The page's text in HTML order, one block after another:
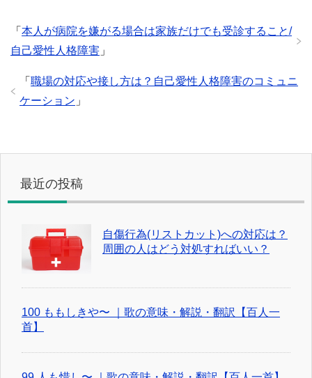
「 本人が病院を嫌がる場合は家族だけでも受診すること/
自己愛性人格障害 」
「 職場の対応や接し方は？自己愛性人格障害のコミュニ
ケーション 」
最近の投稿
自傷行為(リストカット)への対応は？
周囲の人はどう対処すればいい？
100 ももしきや〜 ｜歌の意味・解説・翻訳【百人一
首】